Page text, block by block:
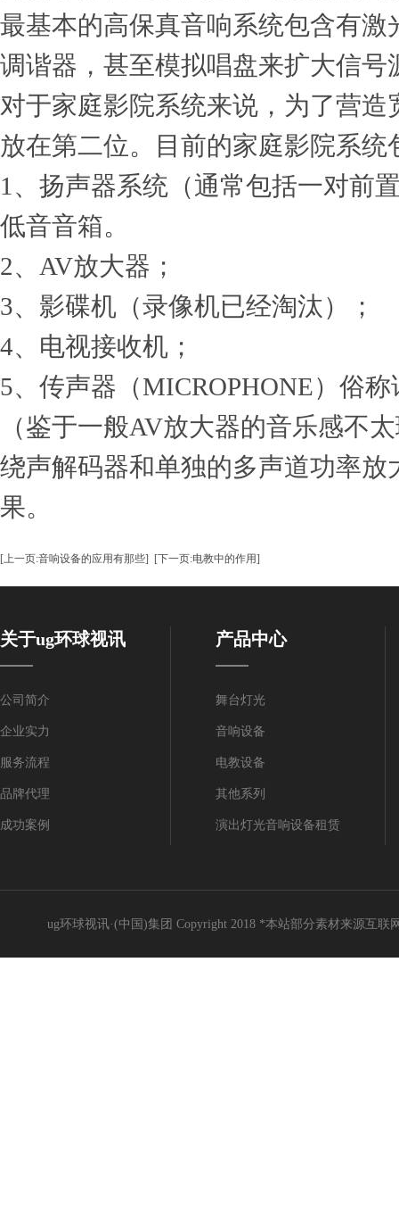
最基本的高保真音响系统包含有
调谐器，甚至模拟唱盘来扩大信号
对于家庭影院系统来说，为了营
放在第二位。目前的家庭影院系统
1、扬声器系统（通常包括一对前
低音音箱。
2、AV放大器；
3、影碟机（录像机已经淘汰）；
4、电视接收机；
5、传声器（MICROPHONE）俗称
（鉴于一般AV放大器的音乐感不
绕声解码器和单独的多声道功率
果。
[上一页:音响设备的应用有那些] [下一页:电教中的作用]
关于ug环球视讯
公司简介
企业实力
服务流程
品牌代理
成功案例
产品中心
舞台灯光
音响设备
电教设备
其他系列
演出灯光音响设备租赁
ug环球视讯·(中国)集团 Copyright 2018 *本站部分素材来源互